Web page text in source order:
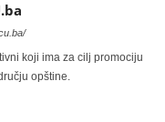
koji ima za cilj promociju
opštine.